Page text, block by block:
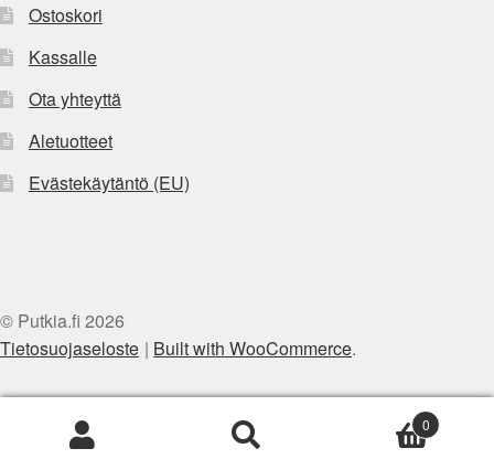
Ostoskori
Kassalle
Ota yhteyttä
Aletuotteet
Evästekäytäntö (EU)
© Putkia.fi 2026
Tietosuojaseloste
Built with WooCommerce.
0